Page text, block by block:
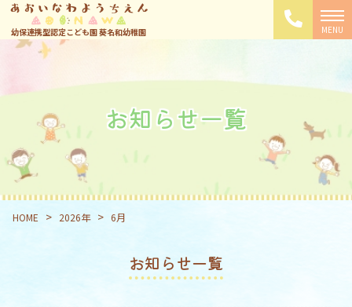
幼保連携型認定こども園 葵名和幼稚園
お知らせ一覧
HOME > 2026年 > 6月
お知らせ一覧